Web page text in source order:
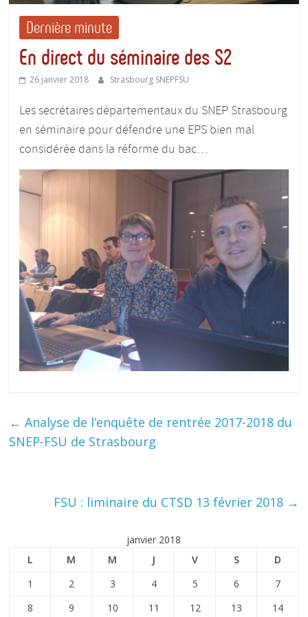
Dernière minute
En direct du séminaire des S2
26 janvier 2018 Strasbourg SNEPFSU
Les secrétaires départementaux du SNEP Strasbourg
en séminaire pour défendre une EPS bien mal
considérée dans la réforme du bac…
← Analyse de l’enquête de rentrée 2017-2018 du
SNEP-FSU de Strasbourg
FSU : liminaire du CTSD 13 février 2018 →
janvier 2018
L
M M J V S
D
1
2 3 4 5 6
7
8
9 10 11 12 13 14